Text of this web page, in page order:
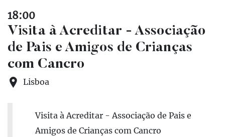
18:00
Visita à Acreditar - Associação
de Pais e Amigos de Crianças
com Cancro
Lisboa
Visita à Acreditar - Associação de Pais e
Amigos de Crianças com Cancro